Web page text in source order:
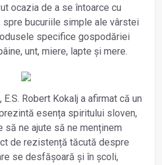
ocazia de a se întoarce cu
spre bucuriile simple ale vârstei
specifice gospodăriei
unt, miere, lapte și mere.
Robert Kokalj a afirmat că un
esența spiritului sloven,
să ne ajute să ne menținem
de rezistență tăcută despre
se desfășoară și în școli,